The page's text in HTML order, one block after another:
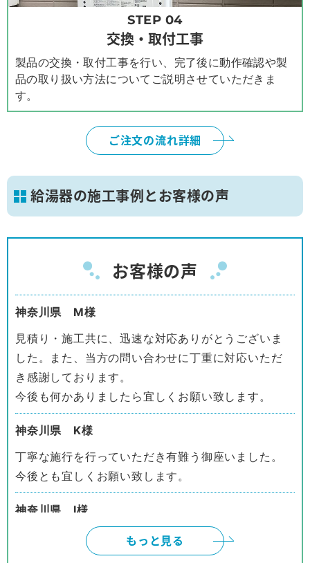
STEP 04
交換・取付工事
製品の交換・取付工事を行い、完了後に動作確認や製
品の取り扱い方法についてご説明させていただきま
す。
ご注文の流れ詳細
給湯器の施工事例とお客様の声
お客様の声
神奈川県 M様
見積り・施工共に、迅速な対応ありがとうございま
した。また、当方の問い合わせに丁重に対応いただ
き感謝しております。
今後も何かありましたら宜しくお願い致します。
神奈川県 K様
丁寧な施行を行っていただき有難う御座いました。
今後とも宜しくお願い致します。
神奈川県 I様
インターネットは、頼みにくいと、思っておりまし
たが、御社のように対応して頂けると、有り難いで
もっと見る